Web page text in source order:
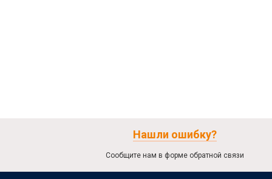
Нашли ошибку?
Сообщите нам в форме обратной связи